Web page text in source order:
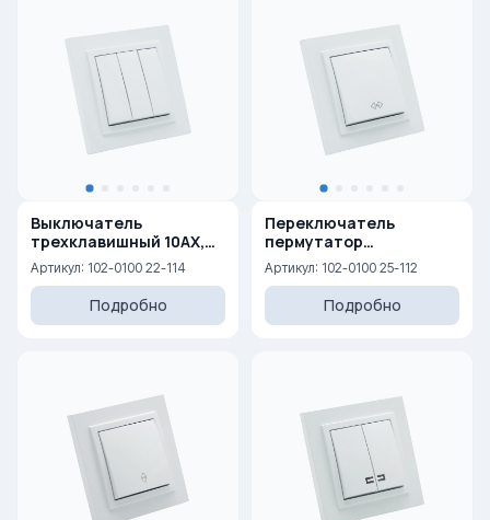
Выключатель
трехклавишный 10AX,
250 V
Артикул: 102-0100 22-114
Подробно
Переключатель
пермутатор
(перекрестный) 10AX,
250 V
Артикул: 102-0100 25-112
Подробно